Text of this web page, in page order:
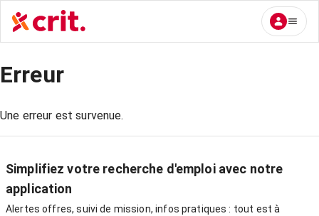
Erreur
Une erreur est survenue.
Simplifiez votre recherche d'emploi avec notre
application
Alertes offres, suivi de mission, infos pratiques : tout est à